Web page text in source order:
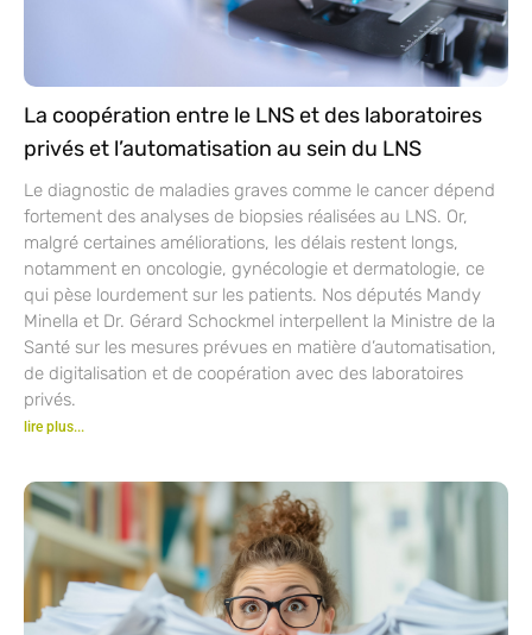
La coopération entre le LNS et des laboratoires
privés et l’automatisation au sein du LNS
Le diagnostic de maladies graves comme le cancer dépend
fortement des analyses de biopsies réalisées au LNS. Or,
malgré certaines améliorations, les délais restent longs,
notamment en oncologie, gynécologie et dermatologie, ce
qui pèse lourdement sur les patients. Nos députés Mandy
Minella et Dr. Gérard Schockmel interpellent la Ministre de la
Santé sur les mesures prévues en matière d’automatisation,
de digitalisation et de coopération avec des laboratoires
privés.
lire plus...